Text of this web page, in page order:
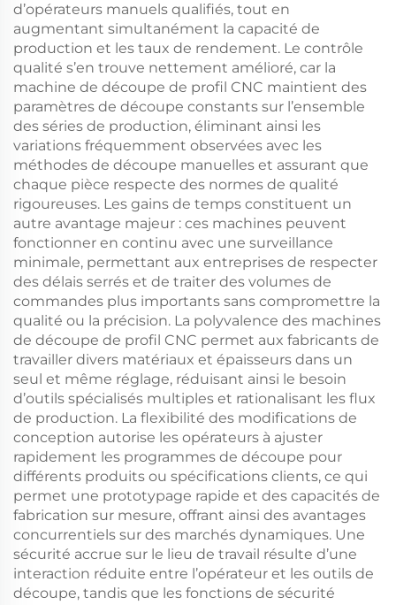
d’opérateurs manuels qualifiés, tout en
augmentant simultanément la capacité de
production et les taux de rendement. Le contrôle
qualité s’en trouve nettement amélioré, car la
machine de découpe de profil CNC maintient des
paramètres de découpe constants sur l’ensemble
des séries de production, éliminant ainsi les
variations fréquemment observées avec les
méthodes de découpe manuelles et assurant que
chaque pièce respecte des normes de qualité
rigoureuses. Les gains de temps constituent un
autre avantage majeur : ces machines peuvent
fonctionner en continu avec une surveillance
minimale, permettant aux entreprises de respecter
des délais serrés et de traiter des volumes de
commandes plus importants sans compromettre la
qualité ou la précision. La polyvalence des machines
de découpe de profil CNC permet aux fabricants de
travailler divers matériaux et épaisseurs dans un
seul et même réglage, réduisant ainsi le besoin
d’outils spécialisés multiples et rationalisant les flux
de production. La flexibilité des modifications de
conception autorise les opérateurs à ajuster
rapidement les programmes de découpe pour
différents produits ou spécifications clients, ce qui
permet une prototypage rapide et des capacités de
fabrication sur mesure, offrant ainsi des avantages
concurrentiels sur des marchés dynamiques. Une
sécurité accrue sur le lieu de travail résulte d’une
interaction réduite entre l’opérateur et les outils de
découpe, tandis que les fonctions de sécurité